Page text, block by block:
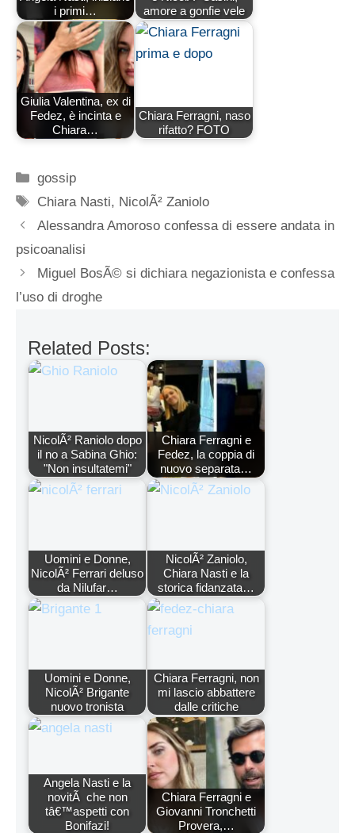
i primi…
amore a gonfie vele
Giulia Valentina, ex di
Fedez, è incinta e
Chiara…
Chiara Ferragni, naso
rifatto? FOTO
Categorie
gossip
Tag
Chiara Nasti, NicolÃ² Zaniolo
Alessandra Amoroso confessa di essere andata in
psicoanalisi
Miguel BosÃ© si dichiara negazionista e confessa
l’uso di droghe
Related Posts:
NicolÃ² Raniolo dopo
il no a Sabina Ghio:
"Non insultatemi"
Chiara Ferragni e
Fedez, la coppia di
nuovo separata…
Uomini e Donne,
NicolÃ² Ferrari deluso
da Nilufar…
NicolÃ² Zaniolo,
Chiara Nasti e la
storica fidanzata…
Uomini e Donne,
NicolÃ² Brigante
nuovo tronista
Chiara Ferragni, non
mi lascio abbattere
dalle critiche
Angela Nasti e la
novitÃ che non
tâ€™aspetti con
Bonifazi!
Chiara Ferragni e
Giovanni Tronchetti
Provera,…